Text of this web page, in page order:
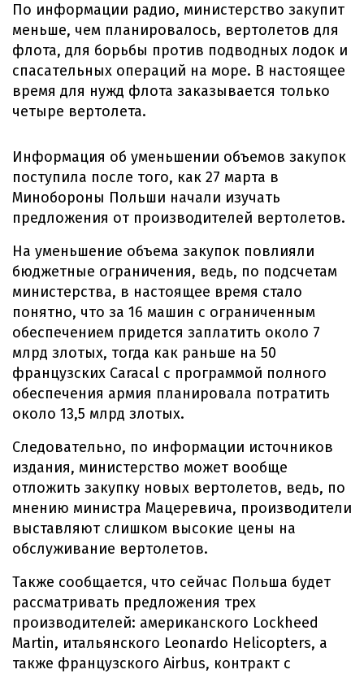
По информации радио, министерство закупит
меньше, чем планировалось, вертолетов для
флота, для борьбы против подводных лодок и
спасательных операций на море. В настоящее
время для нужд флота заказывается только
четыре вертолета.
Информация об уменьшении объемов закупок
поступила после того, как 27 марта в
Минобороны Польши начали изучать
предложения от производителей вертолетов.
На уменьшение объема закупок повлияли
бюджетные ограничения, ведь, по подсчетам
министерства, в настоящее время стало
понятно, что за 16 машин с ограниченным
обеспечением придется заплатить около 7
млрд злотых, тогда как раньше на 50
французских Caracal с программой полного
обеспечения армия планировала потратить
около 13,5 млрд злотых.
Следовательно, по информации источников
издания, министерство может вообще
отложить закупку новых вертолетов, ведь, по
мнению министра Мацеревича, производители
выставляют слишком высокие цены на
обслуживание вертолетов.
Также сообщается, что сейчас Польша будет
рассматривать предложения трех
производителей: американского Lockheed
Martin, итальянского Leonardo Helicopters, а
также французского Airbus, контракт с